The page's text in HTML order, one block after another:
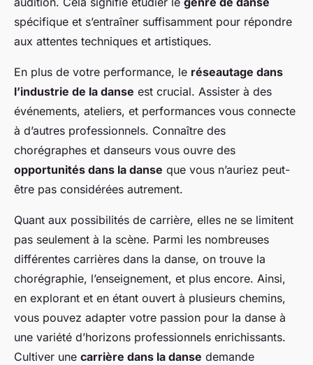
spécifique et s’entraîner suffisamment pour répondre
aux attentes techniques et artistiques.
En plus de votre performance, le réseautage dans
l’industrie de la danse est crucial. Assister à des
événements, ateliers, et performances vous connecte
à d’autres professionnels. Connaître des
chorégraphes et danseurs vous ouvre des
opportunités dans la danse que vous n’auriez peut-
être pas considérées autrement.
Quant aux possibilités de carrière, elles ne se limitent
pas seulement à la scène. Parmi les nombreuses
différentes carrières dans la danse, on trouve la
chorégraphie, l’enseignement, et plus encore. Ainsi,
en explorant et en étant ouvert à plusieurs chemins,
vous pouvez adapter votre passion pour la danse à
une variété d’horizons professionnels enrichissants.
Cultiver une carrière dans la danse demande